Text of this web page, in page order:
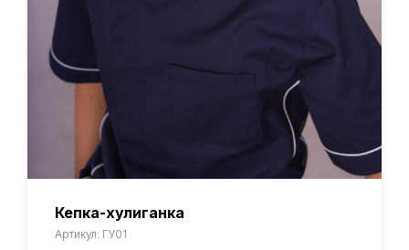
Кепка-хулиганка
Артикул: ГУ01